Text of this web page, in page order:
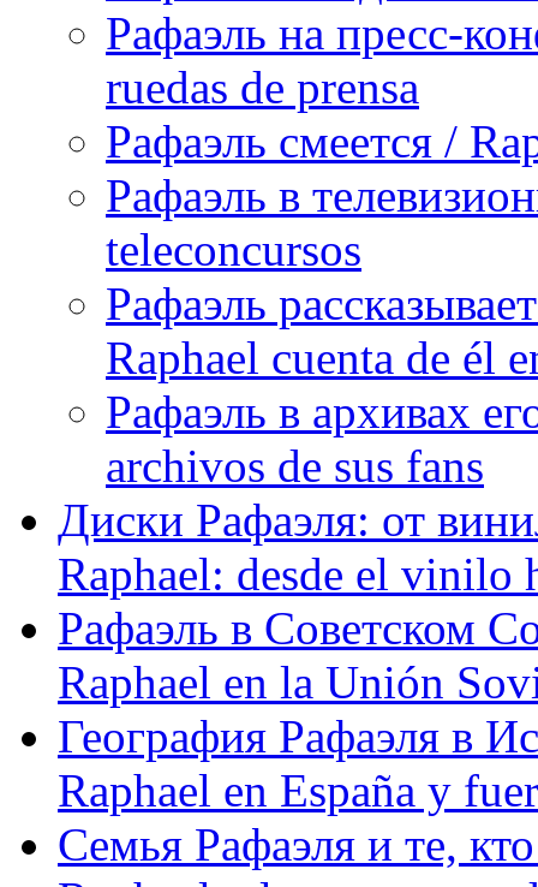
Рафаэль на пресс-
ruedas de prensa
Рафаэль смеется /
Рафаэль в
teleconcursos
Рафаэль
Raphael cuenta de él
Рафаэль в архивах
archivos de sus fans
Диски Рафаэля: от
Raphael: desde el vinilo
Рафаэль в Советском
Raphael en la Unión
География Рафаэля в
Raphael en España y
Семья Рафаэля и те,